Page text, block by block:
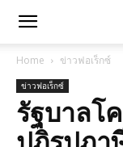
Home ข่าวฟอเร็กซ์
ข่าวฟอเร็กซ์
รัฐบาลโ